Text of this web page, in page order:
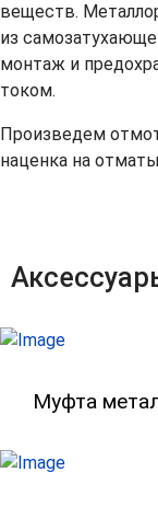
веществ.
из
монтаж и
током.
Произведем
наценка на
Муфта
Муфта